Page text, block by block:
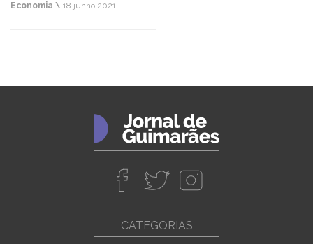
Economia \ 18 junho 2021
CATEGORIAS